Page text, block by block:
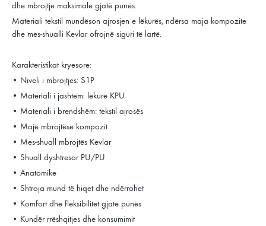
dhe mbrojtje maksimale gjatë punës.
Materiali tekstil mundëson ajrosjen e lëkurës, ndërsa maja kompozite
dhe mes-shualli Kevlar ofrojnë siguri të lartë.
Karakteristikat kryesore:
• Niveli i mbrojtjes: S1P
• Materiali i jashtëm: lëkurë KPU
• Materiali i brendshëm: tekstil ajrosës
• Majë mbrojtëse kompozit
• Mes-shuall mbrojtës Kevlar
• Shuall dyshtresor PU/PU
• Anatomike
• Shtroja mund të hiqet dhe ndërrohet
• Komfort dhe fleksibilitet gjatë punës
• Kundër rrëshqitjes dhe konsumimit